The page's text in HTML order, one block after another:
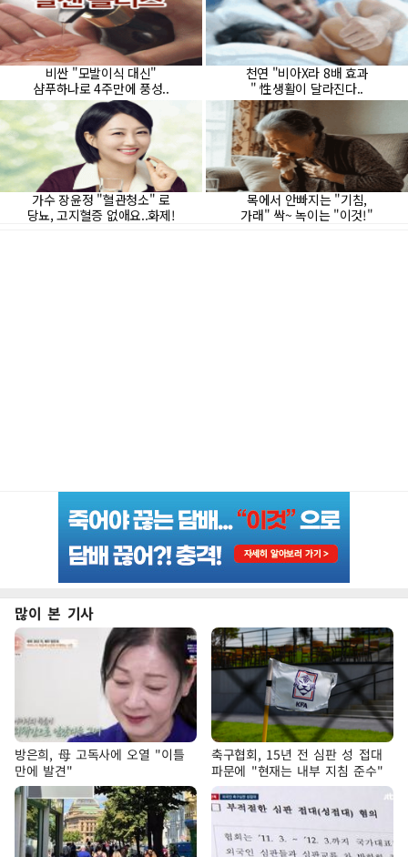
많이 본 기사
방은희, 母 고독사에 오열 "이틀
만에 발견"
축구협회, 15년 전 심판 성 접대
파문에 "현재는 내부 지침 준수"